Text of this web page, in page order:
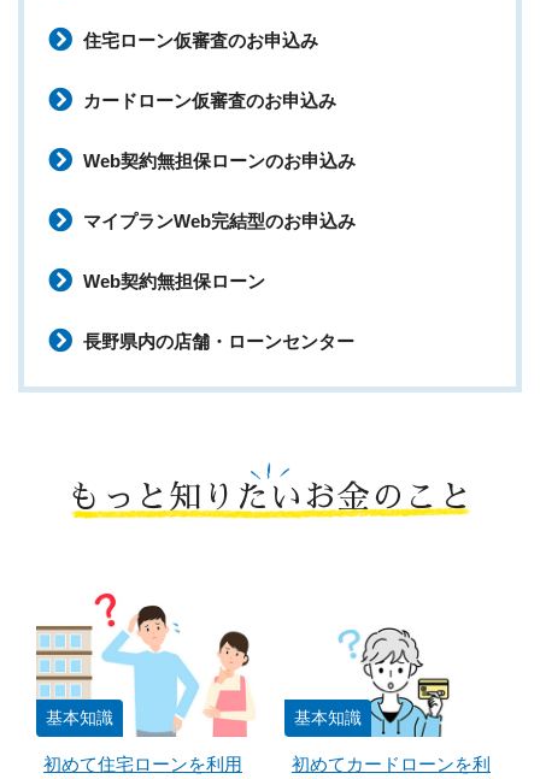
住宅ローン仮審査のお申込み
カードローン仮審査のお申込み
Web契約無担保ローンのお申込み
マイプランWeb完結型のお申込み
Web契約無担保ローン
長野県内の店舗・ローンセンター
もっと知りたいお金のこと
基本知識
初めて住宅ローンを利用
基本知識
初めてカードローンを利